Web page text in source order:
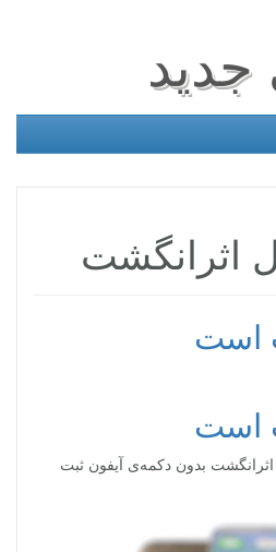
جدید
اثرانگشت
است
است
بدون دکمه‌ی آیفون ثبت